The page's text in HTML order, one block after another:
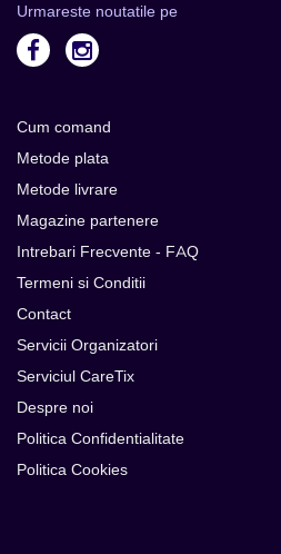
Urmareste noutatile pe
Cum comand
Metode plata
Metode livrare
Magazine partenere
Intrebari Frecvente - FAQ
Termeni si Conditii
Contact
Servicii Organizatori
Serviciul CareTix
Despre noi
Politica Confidentialitate
Politica Cookies